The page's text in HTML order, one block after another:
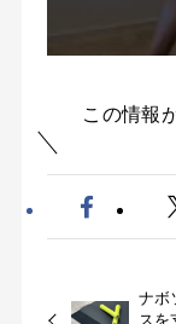
この情報
ナボ
ス